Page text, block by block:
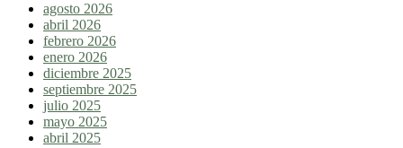
agosto 2026
abril 2026
febrero 2026
enero 2026
diciembre 2025
septiembre 2025
julio 2025
mayo 2025
abril 2025